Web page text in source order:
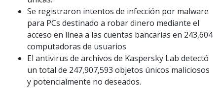
Se registraron intentos de infección por malware
para PCs destinado a robar dinero mediante el
acceso en línea a las cuentas bancarias en 243,604
computadoras de usuarios
El antivirus de archivos de Kaspersky Lab detectó
un total de 247,907,593 objetos únicos maliciosos
y potencialmente no deseados.